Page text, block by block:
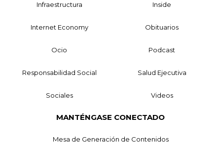
Infraestructura Inside
Internet Economy Obituarios
Ocio Podcast
Responsabilidad Social Salud Ejecutiva
Sociales Videos
MANTÉNGASE CONECTADO
Mesa de Generación de Contenidos